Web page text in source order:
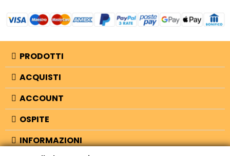
PRODOTTI
ACQUISTI
ACCOUNT
OSPITE
INFORMAZIONI